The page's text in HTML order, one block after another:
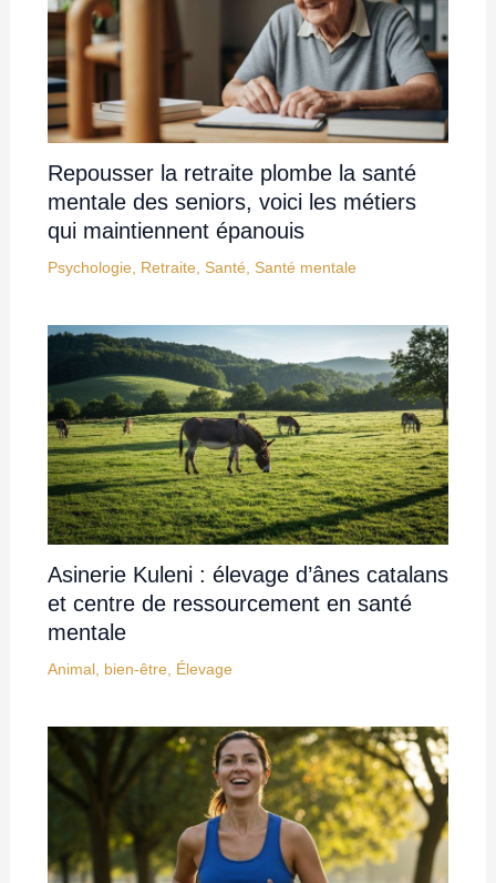
Repousser la retraite plombe la santé
mentale des seniors, voici les métiers
qui maintiennent épanouis
Psychologie Retraite Santé Santé mentale
Asinerie Kuleni : élevage d’ânes catalans
et centre de ressourcement en santé
mentale
Animal, bien-être Élevage